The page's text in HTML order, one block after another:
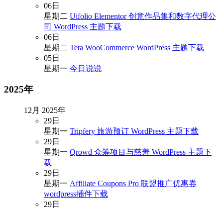
06日
星期二 Uifolio Elementor 创意作品集和数字代理公
司 WordPress 主题下载
06日
星期二 Teta WooCommerce WordPress 主题下载
05日
星期一 今日说说
2025年
12月 2025年
29日
星期一 Tripfery 旅游预订 WordPress 主题下载
29日
星期一 Qrowd 众筹项目与慈善 WordPress 主题下
载
29日
星期一 Affiliate Coupons Pro 联盟推广优惠券
wordpress插件下载
29日